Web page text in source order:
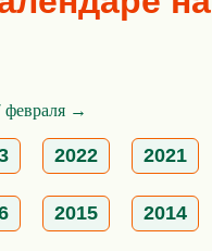
февраля →
2022 2021
2015 2014